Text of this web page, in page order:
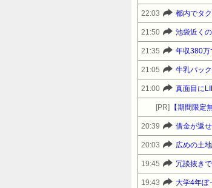
なもん誰がどう
風吹けば名無し
08:08:14.91
ろうな？みたい
いようなやつに
名無し 2017/05/
産休育休あけて
>>52 当然の権
名無し 2017/05/
ID:2MOB861M0
で一番の仕事は
っちゃい会社な
22:03 都内でタ
21:50 池袋近く
21:35 年収380万
21:05 牛乳パッ
21:00 真面目に
[PR] 【期間限
20:39 借金が返
20:03 広めの土
19:45 冗談抜き
19:43 大学4年ぼ